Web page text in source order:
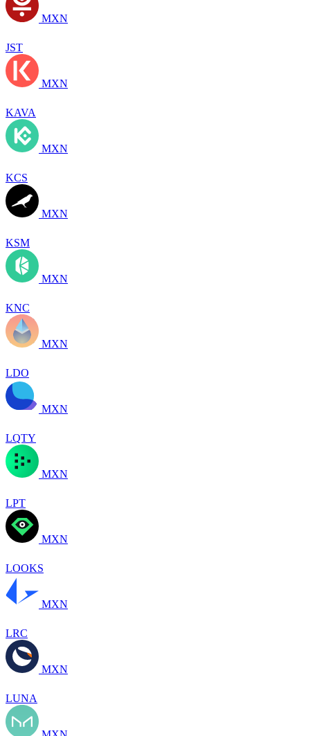
MXN
JST
MXN
KAVA
MXN
KCS
MXN
KSM
MXN
KNC
MXN
LDO
MXN
LQTY
MXN
LPT
MXN
LOOKS
MXN
LRC
MXN
LUNA